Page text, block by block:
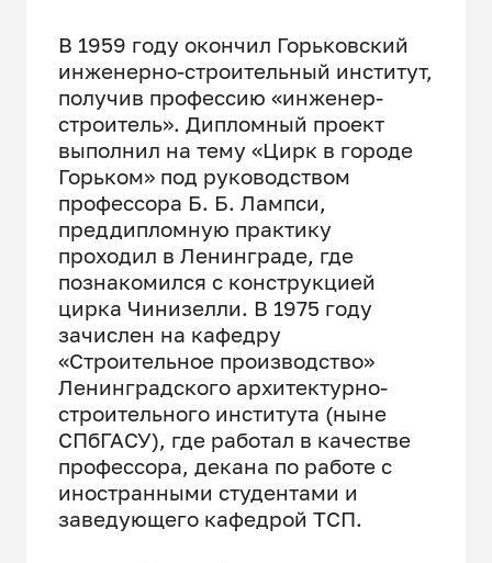
В 1959 году окончил Горьковский
инженерно-строительный институт,
получив профессию «инженер-
строитель». Дипломный проект
выполнил на тему «Цирк в городе
Горьком» под руководством
профессора Б. Б. Лампси,
преддипломную практику
проходил в Ленинграде, где
познакомился с конструкцией
цирка Чинизелли. В 1975 году
зачислен на кафедру
«Строительное производство»
Ленинградского архитектурно-
строительного института (ныне
СПбГАСУ), где работал в качестве
профессора, декана по работе с
иностранными студентами и
заведующего кафедрой ТСП.